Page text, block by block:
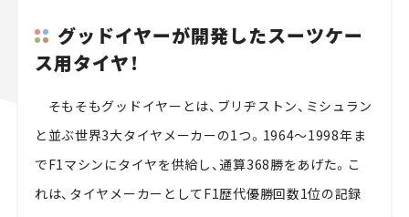
グッドイヤーが開発したスーツケー
ス用タイヤ！
そもそもグッドイヤーとは、ブリヂストン、ミシュラン
と並ぶ世界3大タイヤメーカーの1つ。1964～1998年ま
でF1マシンにタイヤを供給し、通算368勝をあげた。こ
れは、タイヤメーカーとしてF1歴代優勝回数1位の記録